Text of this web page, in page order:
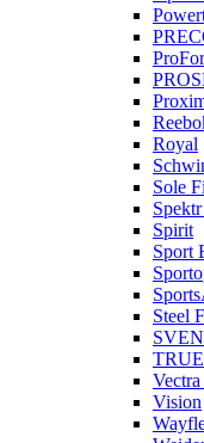
Royal
Sole
Spirit
Sport
Steel
TRUE
Vision